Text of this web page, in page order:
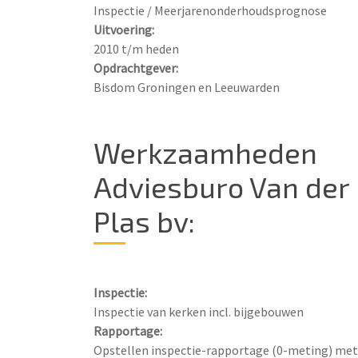
Uitvoering:
Opdrachtgever:
Bisdom Groningen en Leeuwarden
Werkzaamheden
Adviesburo Van der
Plas bv:
Inspectie:
Rapportage:
Opstellen inspectie-rapportage (0-meting)